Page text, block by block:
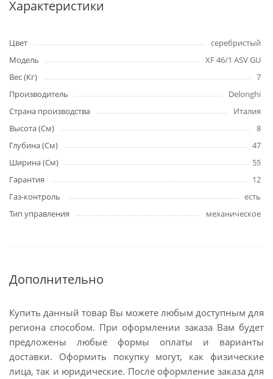
Характеристики
Цвет
серебристый
Модель
XF 46/1 ASV GU
Вес (Кг)
7
Производитель
Delonghi
Страна производства
Италия
Высота (См)
8
Глубина (См)
47
Ширина (См)
55
Гарантия
12
Газ-контроль
есть
Тип управления
механическое
Дополнительно
Купить данный товар Вы можете любым доступным для
региона способом. При оформлении заказа Вам будет
предложены любые формы оплаты и варианты
доставки. Оформить покупку могут, как физические
лица, так и юридические. После оформление заказа для